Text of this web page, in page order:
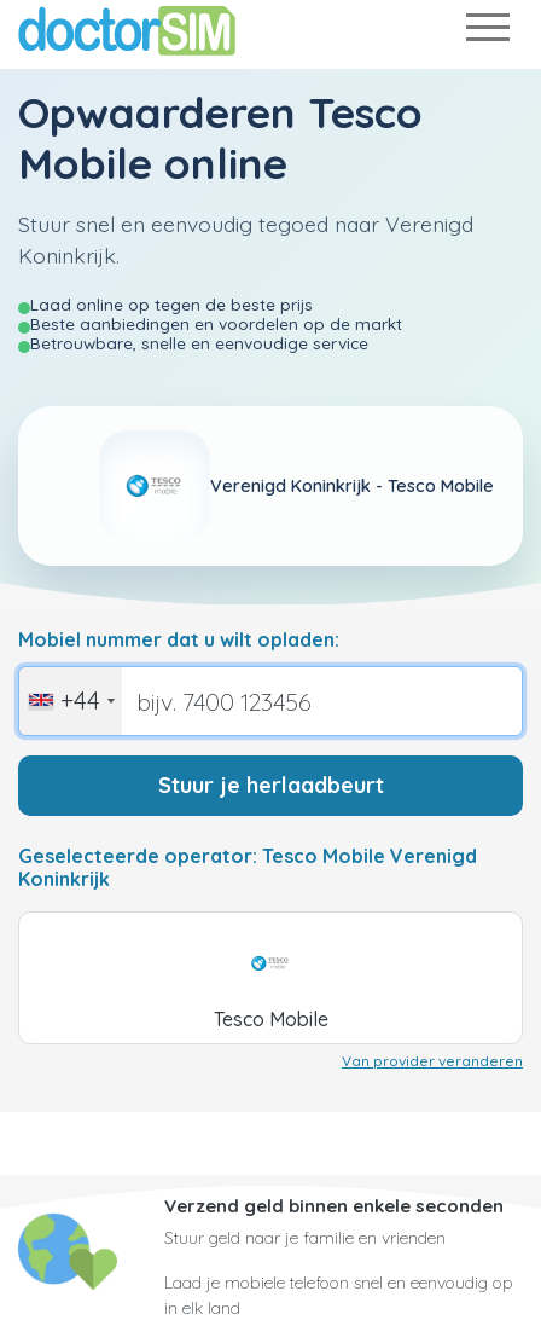
Opwaarderen Tesco
Mobile online
Stuur snel en eenvoudig tegoed naar Verenigd
Koninkrijk.
Laad online op tegen de beste prijs
Beste aanbiedingen en voordelen op de markt
Betrouwbare, snelle en eenvoudige service
Verenigd Koninkrijk - Tesco Mobile
Mobiel nummer dat u wilt opladen:
+44
Stuur je herlaadbeurt
Geselecteerde operator: Tesco Mobile Verenigd
Koninkrijk
Tesco Mobile
Van provider veranderen
Verzend geld binnen enkele seconden
Stuur geld naar je familie en vrienden
Laad je mobiele telefoon snel en eenvoudig op
in elk land